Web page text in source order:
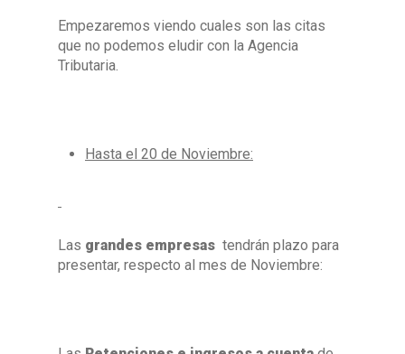
Empezaremos viendo cuales son las citas
que no podemos eludir con la Agencia
Tributaria.
Hasta el 20 de Noviembre:
Las grandes empresas tendrán plazo para
presentar, respecto al mes de Noviembre: